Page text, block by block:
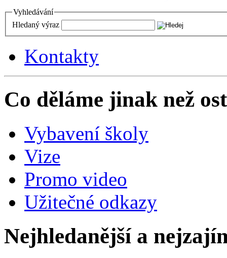
Vyhledávání
Hledaný výraz
Kontakty
Co děláme jinak než
Vybavení školy
Vize
Promo video
Užitečné odkazy
Nejhledanější a